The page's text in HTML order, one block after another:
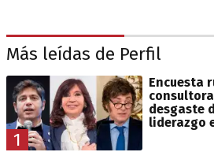
Más leídas de Perfil
1
Encuesta
desgaste
liderazgo